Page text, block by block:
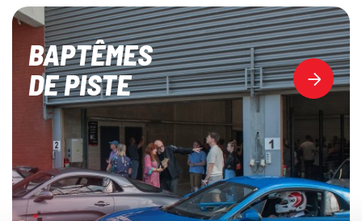
BAPTÊMES
DE PISTE